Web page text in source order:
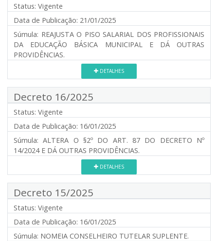
Status: Vigente
Data de Publicação: 21/01/2025
Súmula: REAJUSTA O PISO SALARIAL DOS PROFISSIONAIS
DA EDUCAÇÃO BÁSICA MUNICIPAL E DÁ OUTRAS
PROVIDÊNCIAS.
DETALHES
Decreto 16/2025
Status: Vigente
Data de Publicação: 16/01/2025
Súmula: ALTERA O §2º DO ART. 87 DO DECRETO Nº
14/2024 E DÁ OUTRAS PROVIDÊNCIAS.
DETALHES
Decreto 15/2025
Status: Vigente
Data de Publicação: 16/01/2025
Súmula: NOMEIA CONSELHEIRO TUTELAR SUPLENTE.